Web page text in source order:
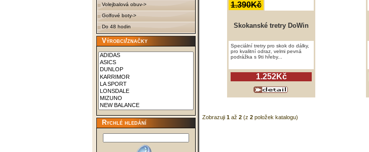
Volejbalová obuv->
Golfové boty->
Do 48 hodin
Výrobci/značky
Rychlé hledání
Skokanské tretry DoWin
Speciální tretry pro skok do dálky,
pro kvalitní odraz, velmi pevná
podrážka s 9ti hřeby...
1.390Kč
1.252Kč
Zobrazuji 1 až 2 (z 2 položek katalogu)